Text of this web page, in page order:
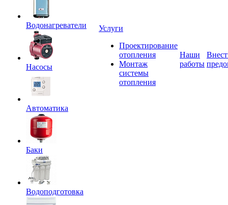
Водонагреватели
Насосы
Автоматика
Баки
Водоподготовка
Услуги
Проектирование
отопления
Монтаж
системы
отопления
Наши
работы